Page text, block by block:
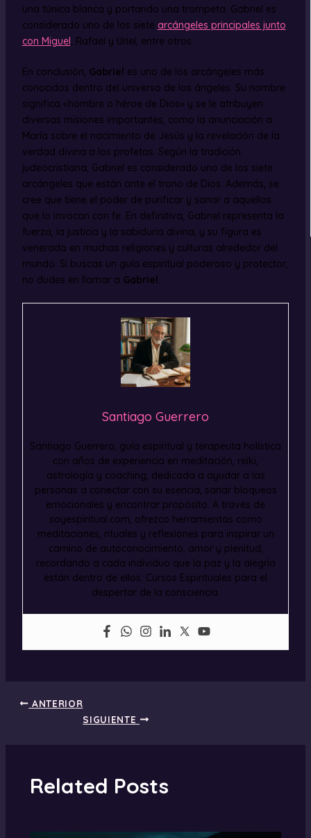
una túnica blanca y portando una trompeta. Gabriel es
considerado uno de los siete arcángeles principales junto
con Miguel , Rafael y Uriel, entre otros.
En conclusión, Gabriel es uno de los arcángeles más
conocidos dentro del universo de los ángeles. Su nombre
significa «hombre o héroe de Dios» y se le atribuyen
diversas misiones importantes, como la anunciación a
María sobre el nacimiento de Jesús y la revelación de la
verdad divina a los profetas. Según la tradición
judeocristiana, Gabriel es considerado uno de los siete
arcángeles que están ante el trono de Dios. Además, se
cree que tiene el poder de purificar y sanar a aquellos
que lo invocan con fe. En definitiva, Gabriel representa la
fuerza, la justicia y la sabiduría divina, y su figura es
venerada en muchas religiones y culturas alrededor del
mundo. Si buscas un guía espiritual poderoso y protector,
no dudes en llamar a Gabriel
Santiago Guerrero
Santiago Guerrero, guía espiritual y terapeuta holística
con años de experiencia en meditación, reiki,
astrología y coaching, dedicada a ayudar a las
personas a conectar con su esencia, sanar bloqueos
emocionales y encontrar propósito. A través de
soyespiritual.com, ofrezco herramientas como
meditaciones, rituales y reflexiones para inspirar un
camino de autoconocimiento, amor y plenitud,
recordando a cada individuo que la paz y la alegría
están dentro de ellos. Cursos Espirituales para el
despertar de la consciencia.
ANTERIOR
SIGUIENTE
Related Posts